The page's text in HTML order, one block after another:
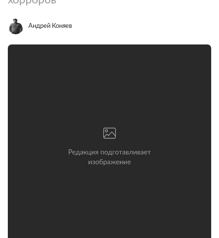
Андрей Коняев